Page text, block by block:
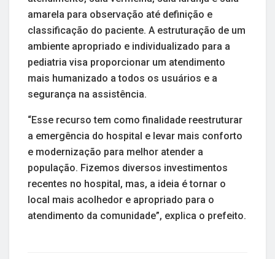
amarela para observação até definição e
classificação do paciente. A estruturação de um
ambiente apropriado e individualizado para a
pediatria visa proporcionar um atendimento
mais humanizado a todos os usuários e a
segurança na assistência.
“Esse recurso tem como finalidade reestruturar
a emergência do hospital e levar mais conforto
e modernização para melhor atender a
população. Fizemos diversos investimentos
recentes no hospital, mas, a ideia é tornar o
local mais acolhedor e apropriado para o
atendimento da comunidade”, explica o prefeito.